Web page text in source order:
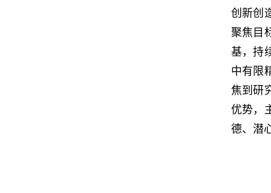
创新创
聚焦目
基，持
中有限
焦到研
优势，
德、潜